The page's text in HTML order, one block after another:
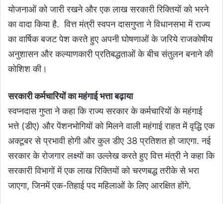
योजनाओं को जारी रखने और एक लाख सरकारी रिक्तियों को भरने
का वादा किया है. वित्त मंत्री स्वपन दासगुप्ता ने विधानसभा में राज्य
का वार्षिक बजट पेश करते हुए अपनी घोषणाओं के जरिये राजकोषीय
अनुशासन और कल्याणकारी प्रतिबद्धताओं के बीच संतुलन बनाने की
कोशिश की।
सरकारी कर्मचारियों का महंगाई भत्ता बढ़ाया
स्वप्नदास गुप्ता ने कहा कि राज्य सरकार के कर्मचारियों के महंगाई
भत्ते (डीए) और पेंशनभोगियों को मिलने वाली महंगाई राहत में वृद्धि एक
अक्टूबर से प्रभावी होगी और कुल डीए 38 प्रतिशत हो जाएगा. नई
सरकार के रोजगार लक्ष्यों का उल्लेख करते हुए वित्त मंत्री ने कहा कि
सरकारी विभागों में एक लाख रिक्तियों को चरणबद्ध तरीके से भरा
जाएगा, जिनमें एक-तिहाई पद महिलाओं के लिए आरक्षित होंगे.